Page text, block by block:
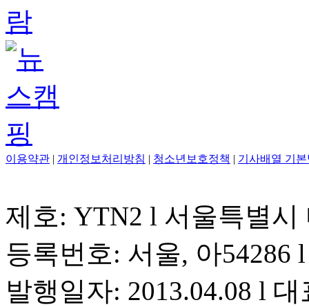
이용약관 개인정보처리방침 청소년보호정책 기사배열 기
제호: YTN2 l 서울특별
등록번호: 서울, 아54286
발행일자: 2013.04.08 l